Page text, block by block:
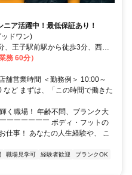
ア活躍中！最低保証あり！
ドワン)
、王子駅前駅から徒歩3分、西ヶ
11分
務 60分）
舗営業時間 ＜勤務例＞ 10:00～
ど まずは、「この時間で働きた
く職場！ 年齢不問、ブランク大
￣￣￣￣￣￣ ボディ・フットの
仕事！ あなたの人生経験や、 こ
職場見学可 経験者歓迎
ブランクOK